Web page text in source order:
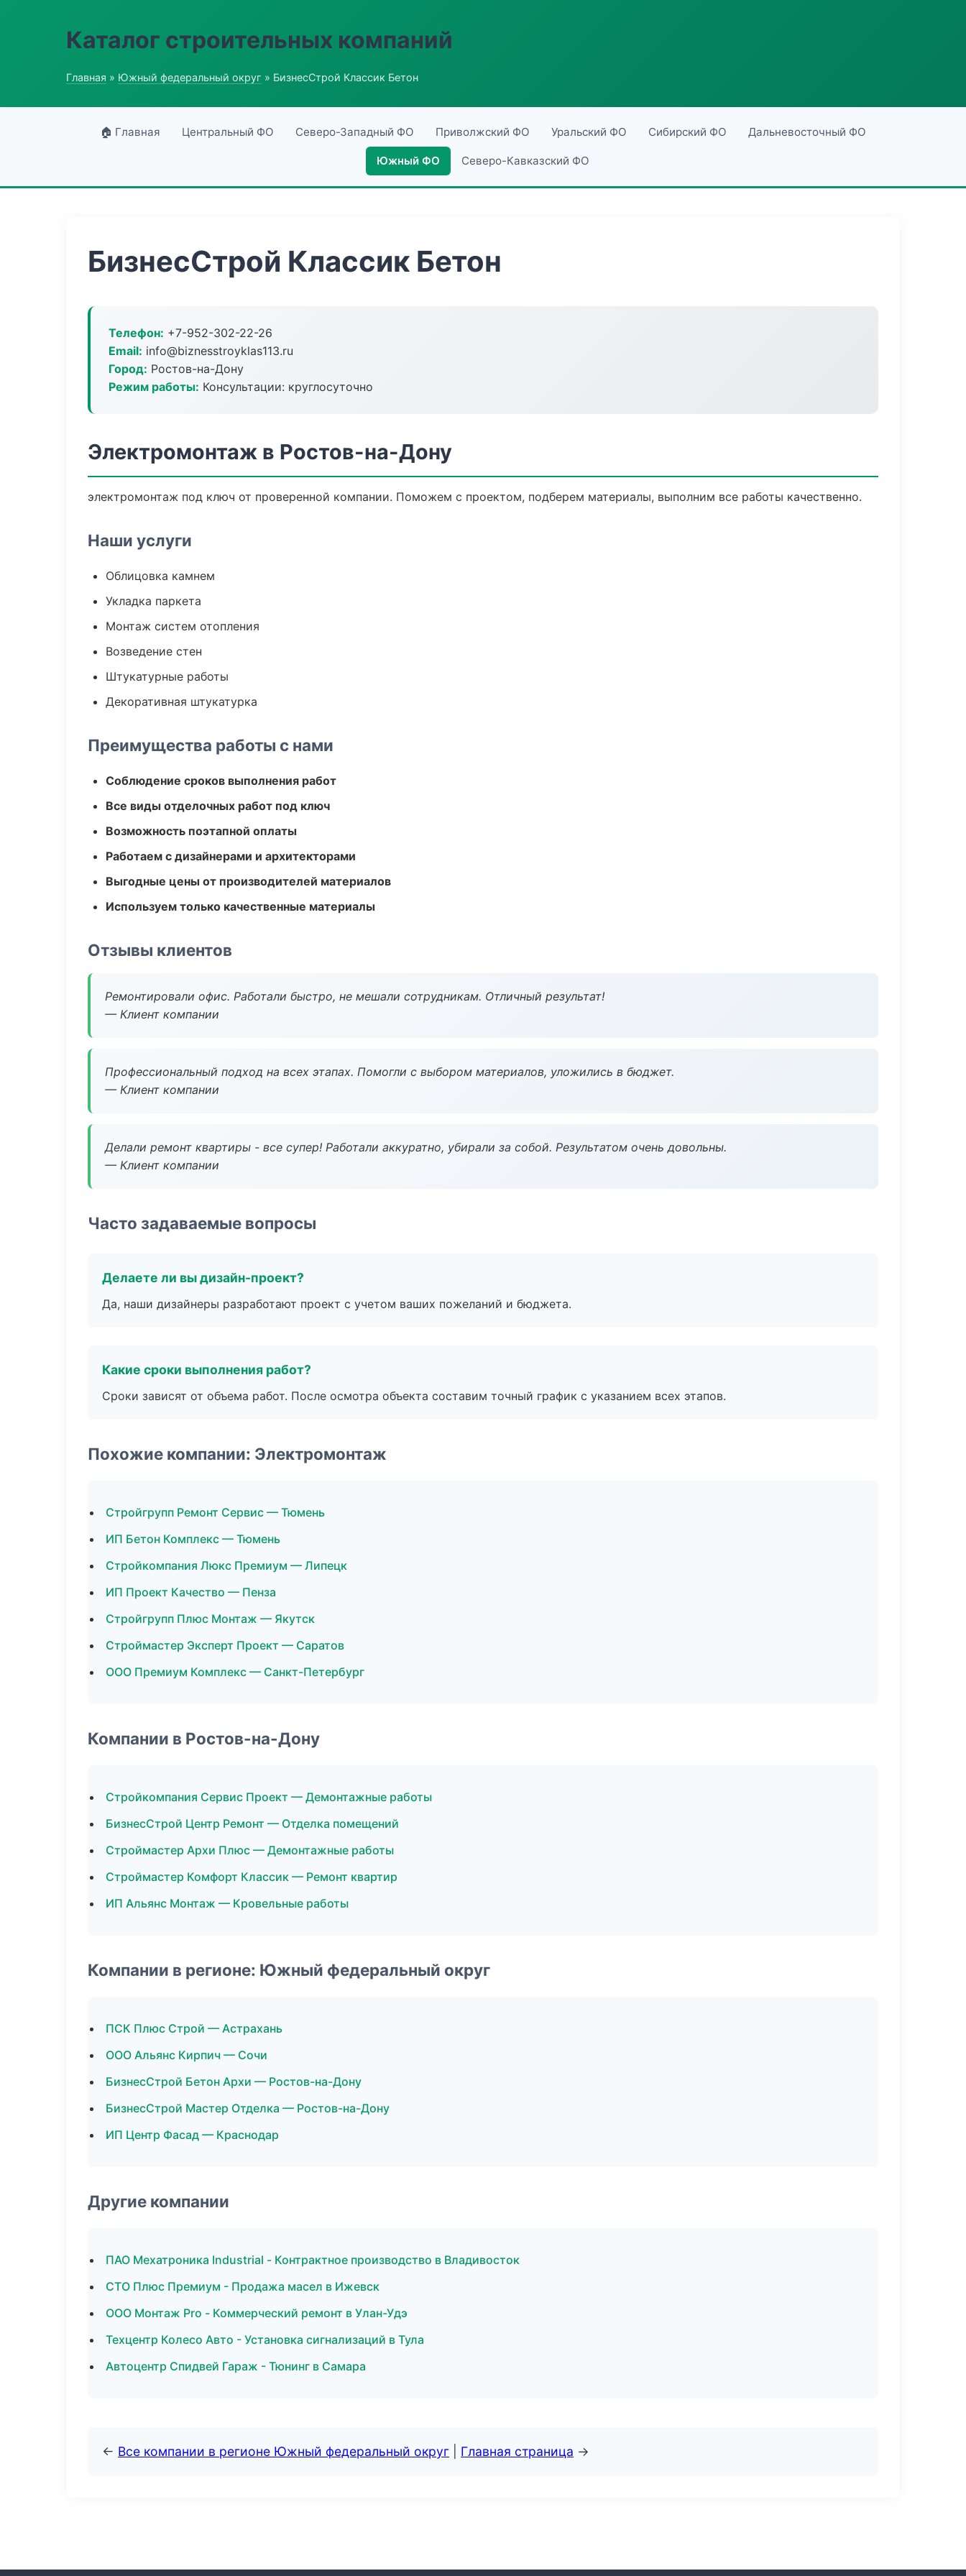
Каталог строительных компаний
Главная » Южный федеральный округ » БизнесСтрой Классик Бетон
🏠 Главная Центральный ФО Северо-Западный ФО Приволжский ФО Уральский ФО Сибирский ФО Дальневосточный ФО
Южный ФО Северо-Кавказский ФО
БизнесСтрой Классик Бетон
Телефон: +7-952-302-22-26
Email: info@biznesstroyklas113.ru
Город: Ростов-на-Дону
Режим работы: Консультации: круглосуточно
Электромонтаж в Ростов-на-Дону
электромонтаж под ключ от проверенной компании. Поможем с проектом, подберем материалы, выполним все работы качественно.
Наши услуги
Облицовка камнем
Укладка паркета
Монтаж систем отопления
Возведение стен
Штукатурные работы
Декоративная штукатурка
Преимущества работы с нами
Соблюдение сроков выполнения работ
Все виды отделочных работ под ключ
Возможность поэтапной оплаты
Работаем с дизайнерами и архитекторами
Выгодные цены от производителей материалов
Используем только качественные материалы
Отзывы клиентов
Ремонтировали офис. Работали быстро, не мешали сотрудникам. Отличный результат!
— Клиент компании
Профессиональный подход на всех этапах. Помогли с выбором материалов, уложились в бюджет.
— Клиент компании
Делали ремонт квартиры - все супер! Работали аккуратно, убирали за собой. Результатом очень довольны.
— Клиент компании
Часто задаваемые вопросы
Делаете ли вы дизайн-проект?
Да, наши дизайнеры разработают проект с учетом ваших пожеланий и бюджета.
Какие сроки выполнения работ?
Сроки зависят от объема работ. После осмотра объекта составим точный график с указанием всех этапов.
Похожие компании: Электромонтаж
Стройгрупп Ремонт Сервис — Тюмень
ИП Бетон Комплекс — Тюмень
Стройкомпания Люкс Премиум — Липецк
ИП Проект Качество — Пенза
Стройгрупп Плюс Монтаж — Якутск
Строймастер Эксперт Проект — Саратов
ООО Премиум Комплекс — Санкт-Петербург
Компании в Ростов-на-Дону
Стройкомпания Сервис Проект — Демонтажные работы
БизнесСтрой Центр Ремонт — Отделка помещений
Строймастер Архи Плюс — Демонтажные работы
Строймастер Комфорт Классик — Ремонт квартир
ИП Альянс Монтаж — Кровельные работы
Компании в регионе: Южный федеральный округ
ПСК Плюс Строй — Астрахань
ООО Альянс Кирпич — Сочи
БизнесСтрой Бетон Архи — Ростов-на-Дону
БизнесСтрой Мастер Отделка — Ростов-на-Дону
ИП Центр Фасад — Краснодар
Другие компании
ПАО Мехатроника Industrial - Контрактное производство в Владивосток
СТО Плюс Премиум - Продажа масел в Ижевск
ООО Монтаж Pro - Коммерческий ремонт в Улан-Удэ
Техцентр Колесо Авто - Установка сигнализаций в Тула
Автоцентр Спидвей Гараж - Тюнинг в Самара
← Все компании в регионе Южный федеральный округ Главная страница →